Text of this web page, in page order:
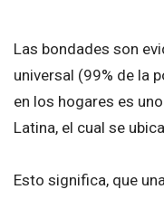
Las bondades son
universal (99% de la
en los hogares es
Latina, el cual se
Esto significa, que